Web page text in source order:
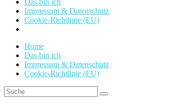
Das bin ich
Impressum & Datenschutz
Cookie-Richtlinie (EU)
Home
Das bin ich
Impressum & Datenschutz
Cookie-Richtlinie (EU)